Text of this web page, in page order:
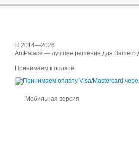
© 2014—2026
ArcPalace — лучшее решение для Вашего
Принимаем к оплате
Мобильная версия